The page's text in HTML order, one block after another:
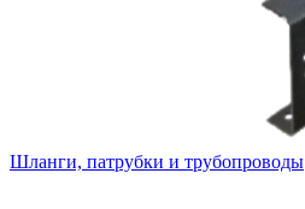
Шланги, патрубки и трубопроводы